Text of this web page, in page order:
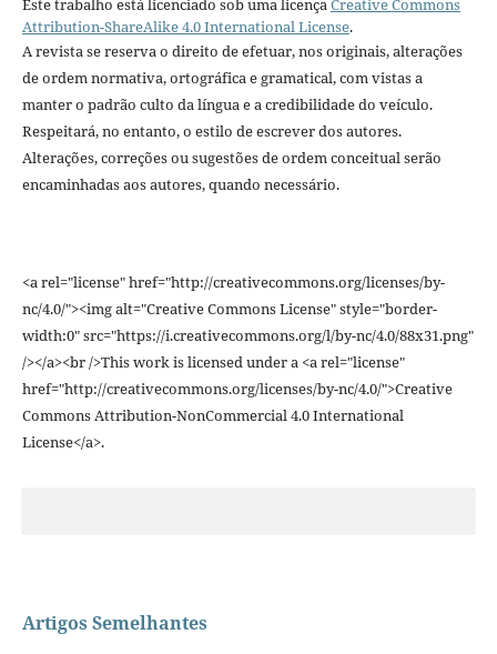
Este trabalho está licenciado sob uma licençaCreative Commons
Attribution-ShareAlike 4.0 International License.
A revista se reserva o direito de efetuar, nos originais, alterações
de ordem normativa, ortográfica e gramatical, com vistas a
manter o padrão culto da língua e a credibilidade do veículo.
Respeitará, no entanto, o estilo de escrever dos autores.
Alterações, correções ou sugestões de ordem conceitual serão
encaminhadas aos autores, quando necessário.
<a rel="license" href="http://creativecommons.org/licenses/by-
nc/4.0/"><img alt="Creative Commons License" style="border-
width:0" src="https://i.creativecommons.org/l/by-nc/4.0/88x31.png"
/></a><br />This work is licensed under a <a rel="license"
href="http://creativecommons.org/licenses/by-nc/4.0/">Creative
Commons Attribution-NonCommercial 4.0 International
License</a>.
Artigos Semelhantes